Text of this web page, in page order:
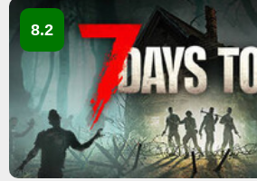
8.2